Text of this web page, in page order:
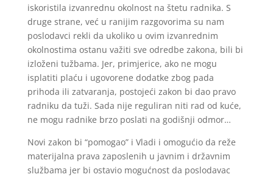
iskoristila izvanrednu okolnost na štetu radnika. S
druge strane, već u ranijim razgovorima su nam
poslodavci rekli da ukoliko u ovim izvanrednim
okolnostima ostanu važiti sve odredbe zakona, bili bi
izloženi tužbama. Jer, primjerice, ako ne mogu
isplatiti plaću i ugovorene dodatke zbog pada
prihoda ili zatvaranja, postojeći zakon bi dao pravo
radniku da tuži. Sada nije reguliran niti rad od kuće,
ne mogu radnike brzo poslati na godišnji odmor…
Novi zakon bi “pomogao” i Vladi i omogućio da reže
materijalna prava zaposlenih u javnim i državnim
službama jer bi ostavio mogućnost da poslodavac